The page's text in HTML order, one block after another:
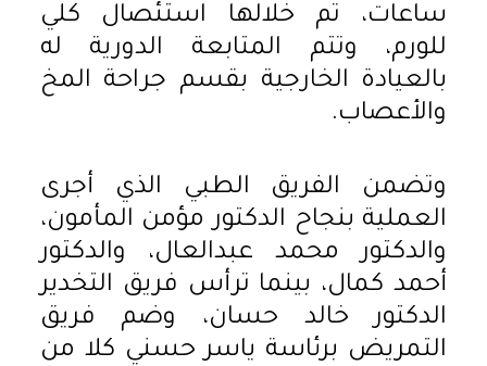
ساعات، تم خلالها استئصال كلي
للورم، وتتم المتابعة الدورية له
بالعيادة الخارجية بقسم جراحة المخ
والأعصاب.
وتضمن الفريق الطبي الذي أجرى
العملية بنجاح الدكتور مؤمن المأمون،
والدكتور محمد عبدالعال، والدكتور
أحمد كمال، بينما ترأس فريق التخدير
الدكتور خالد حسان، وضم فريق
التمريض برئاسة ياسر حسني كلا من